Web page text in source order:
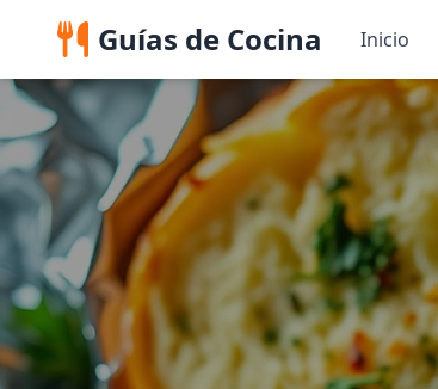
Guías de Cocina Inicio